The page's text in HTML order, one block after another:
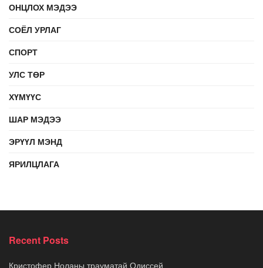
ОНЦЛОХ МЭДЭЭ
СОЁЛ УРЛАГ
СПОРТ
УЛС ТӨР
ХҮМҮҮС
ШАР МЭДЭЭ
ЭРҮҮЛ МЭНД
ЯРИЛЦЛАГА
Recent Posts
Кристофер Ноланы трауматай Одиссей